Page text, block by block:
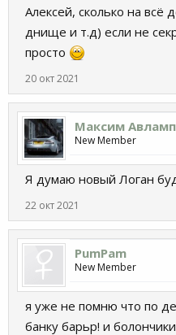
Алексей, сколько на всё
днище и т.д) если не
просто
20 окт 2021
Максим
New Member
Я думаю новый Логан
22 окт 2021
PumPam
New Member
я уже не помню что по
банку барьр! и